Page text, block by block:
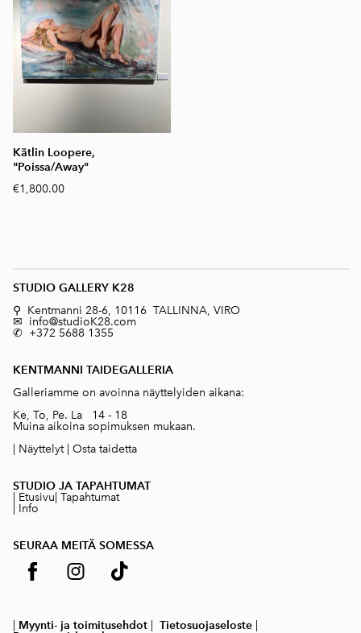
Kätlin Loopere,
"Poissa/Away"
€1,800.00
STUDIO GALLERY K28
⚲ Kentmanni 28-6, 10116 TALLINNA, VIRO
✉ info@studioK28.com
✆ +372 5688 1355
KENTMANNI TAIDEGALLERIA
Galleriamme on avoinna näyttelyiden aikana:
Ke, To, Pe. La 14 - 18
Muina aikoina sopimuksen mukaan.
Näyttelyt| Osta taidetta
STUDIO JA TAPAHTUMAT
Etusivu Tapahtumat
Info
SEURAA MEITÄ SOMESSA
Myynti- ja toimitusehdot Tietosuojaseloste